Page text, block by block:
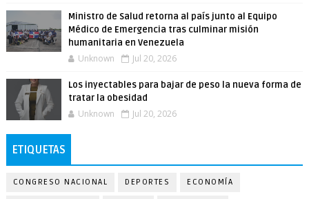
Ministro de Salud retorna al país junto al Equipo
Médico de Emergencia tras culminar misión
humanitaria en Venezuela
Unknown Jul 20, 2026
Los inyectables para bajar de peso la nueva forma de
tratar la obesidad
Unknown Jul 20, 2026
ETIQUETAS
CONGRESO NACIONAL DEPORTES ECONOMÍA